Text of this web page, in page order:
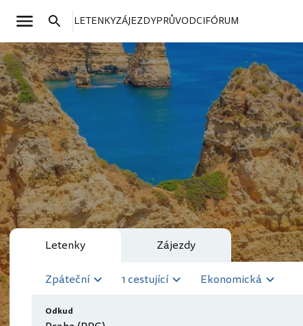
LETENKYZÁJEZDYPRŮVODCIFÓRUM
Letenky Zájezdy
Zpáteční 1 cestující Ekonomická
Odkud